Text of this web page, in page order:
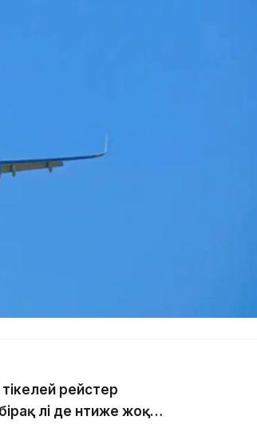
рейстер
әлі де нәтиже жоқ…